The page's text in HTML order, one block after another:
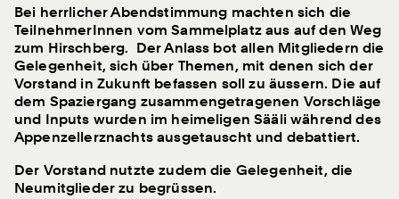
02.08.2026 – Aufruf, Mitteilung, Veranstaltung
swb romandie – voyage annuel :
besançon et le doubs – autrement
25.08.2026 – Veranstaltung
Bei herrlicher Abendstimmung machten sich die
TeilnehmerInnen vom Sammelplatz aus auf den Weg
zum Hirschberg. Der Anlass bot allen Mitgliedern die
Gelegenheit, sich über Themen, mit denen sich der
Vorstand in Zukunft befassen soll zu äussern. Die auf
dem Spaziergang zusammengetragenen Vorschläge
und Inputs wurden im heimeligen Sääli während des
Appenzellerznachts ausgetauscht und debattiert.
Der Vorstand nutzte zudem die Gelegenheit, die
Neumitglieder zu begrüssen.